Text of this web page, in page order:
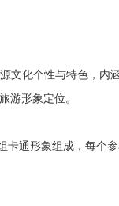
化个性与特色，内
游形象定位。
通形象组成，每个参